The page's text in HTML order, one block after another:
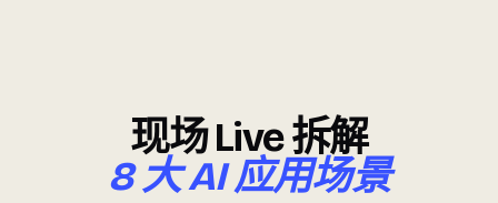
现场 Live 拆解
8 大 AI 应用场景